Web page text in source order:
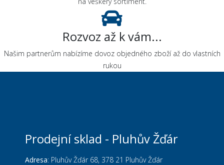
Rozvoz až k vám...
Našim partnerům nabízíme dovoz objedného zboží až do vlastních
rukou
Prodejní sklad - Pluhův Žďár
Adresa: Pluhův Žďár 68, 378 21 Pluhův Žďár